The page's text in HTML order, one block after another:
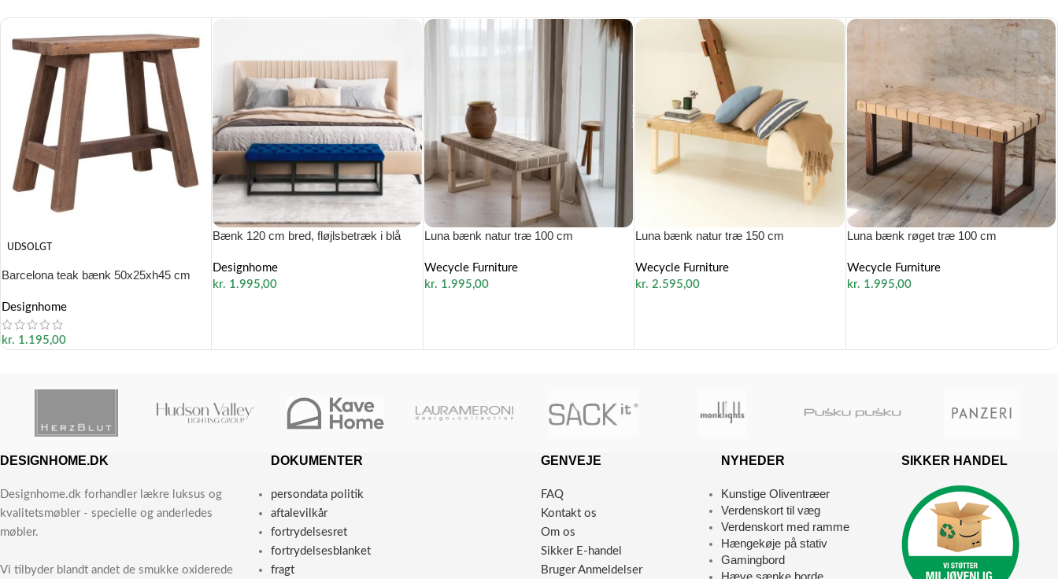
UDSOLGT
Barcelona teak bænk 50x25xh45 cm
Designhome
kr. 1.195,00
Bænk 120 cm bred, fløjlsbetræk i blå
Designhome
kr. 1.995,00
Luna bænk natur træ 100 cm
Wecycle Furniture
kr. 1.995,00
Luna bænk natur træ 150 cm
Wecycle Furniture
kr. 2.595,00
Luna bænk røget træ 100 cm
Wecycle Furniture
kr. 1.995,00
DESIGNHOME.DK
Designhome.dk forhandler lækre luksus og
kvalitetsmøbler - specielle og anderledes
møbler.
Vi tilbyder blandt andet de smukke oxiderede
DOKUMENTER
persondata politik
aftalevilkår
fortrydelsesret
fortrydelsesblanket
fragt
GENVEJE
FAQ
Kontakt os
Om os
Sikker E-handel
Bruger Anmeldelser
NYHEDER
Kunstige Oliventræer
Verdenskort til væg
Verdenskort med ramme
Hængekøje på stativ
Gamingbord
Hæve sænke borde
SIKKER HANDEL